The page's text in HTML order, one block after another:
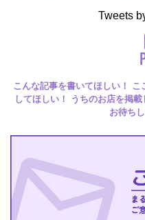
Tweets
こんな記事を書いてほしい！
してほしい！ うちのお店を掲
お待ち